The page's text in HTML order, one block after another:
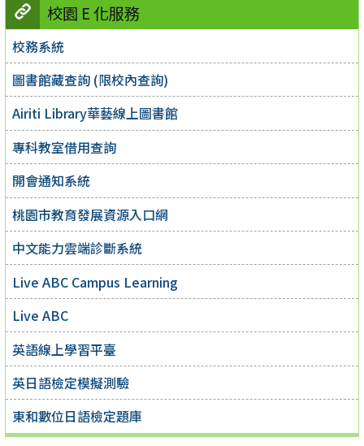
校園 E 化服務
校務系統
圖書館藏查詢 (限校內查詢)
Airiti Library華藝線上圖書館
專科教室借用查詢
開會通知系統
桃園市教育發展資源入口網
中文能力雲端診斷系統
Live ABC Campus Learning
Live ABC
英語線上學習平臺
英日語檢定模擬測驗
東和數位日語檢定題庫